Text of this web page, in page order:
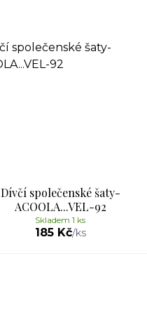
Dívčí společenské šaty-
ACOOLA...VEL-92
185 Kč/ks
Skladem 1 ks